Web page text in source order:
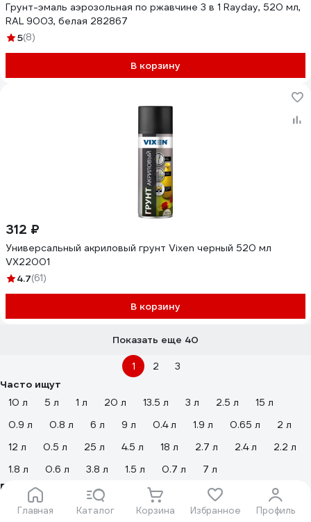
Главная Каталог Корзина Избранное Профиль
Грунт-эмаль аэрозольная по ржавчине 3 в 1 Rayday, 520 мл,
RAL 9003, белая 282867
5(8)
В корзину
312 ₽
Универсальный акриловый грунт Vixen черный 520 мл
VX22001
4.7(61)
В корзину
Показать еще 40
1 2
3
Часто ищут
10 л
5 л 1 л 20 л 13.5 л 3 л 2.5 л
15 л
0.9 л
0.8 л 6 л 9 л 0.4 л 1.9 л 0.65 л
2 л
12 л
0.5 л 25 л 4.5 л 18 л 2.7 л 2.4 л
2.2 л
1.8 л
0.6 л 3.8 л 1.5 л 0.7 л 7 л
Популярные отзывы